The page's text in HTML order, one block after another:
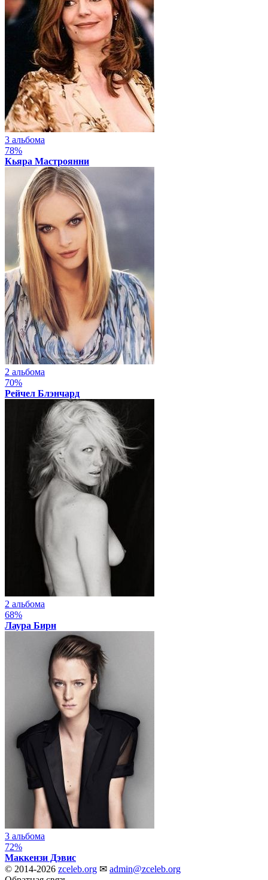
3 альбома
78%
Кьяра Мастроянни
2 альбома
70%
Рейчел Блэнчард
2 альбома
68%
Лаура Бирн
3 альбома
72%
Маккензи Дэвис
© 2014-2026 zceleb.org ✉ admin@zceleb.org